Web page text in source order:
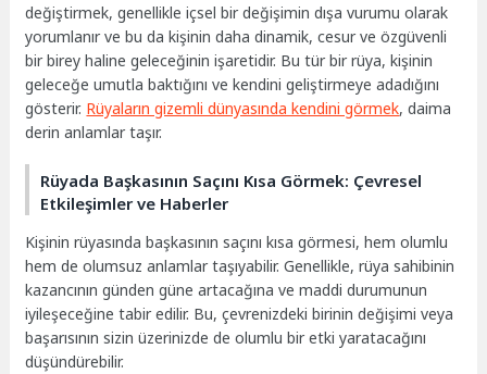
değiştirmek, genellikle içsel bir değişimin dışa vurumu olarak
yorumlanır ve bu da kişinin daha dinamik, cesur ve özgüvenli
bir birey haline geleceğinin işaretidir. Bu tür bir rüya, kişinin
geleceğe umutla baktığını ve kendini geliştirmeye adadığını
gösterir. Rüyaların gizemli dünyasında kendini görmek, daima
derin anlamlar taşır.
Rüyada Başkasının Saçını Kısa Görmek: Çevresel
Etkileşimler ve Haberler
Kişinin rüyasında başkasının saçını kısa görmesi, hem olumlu
hem de olumsuz anlamlar taşıyabilir. Genellikle, rüya sahibinin
kazancının günden güne artacağına ve maddi durumunun
iyileşeceğine tabir edilir. Bu, çevrenizdeki birinin değişimi veya
başarısının sizin üzerinizde de olumlu bir etki yaratacağını
düşündürebilir.